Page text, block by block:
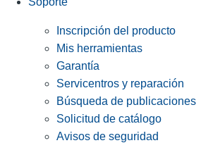
Inscripción del producto
Mis herramientas
Garantía
Servicentros y reparación
Búsqueda de publicaciones
Solicitud de catálogo
Avisos de seguridad